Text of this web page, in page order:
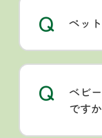
Q ペッ
Q
ベビ
です